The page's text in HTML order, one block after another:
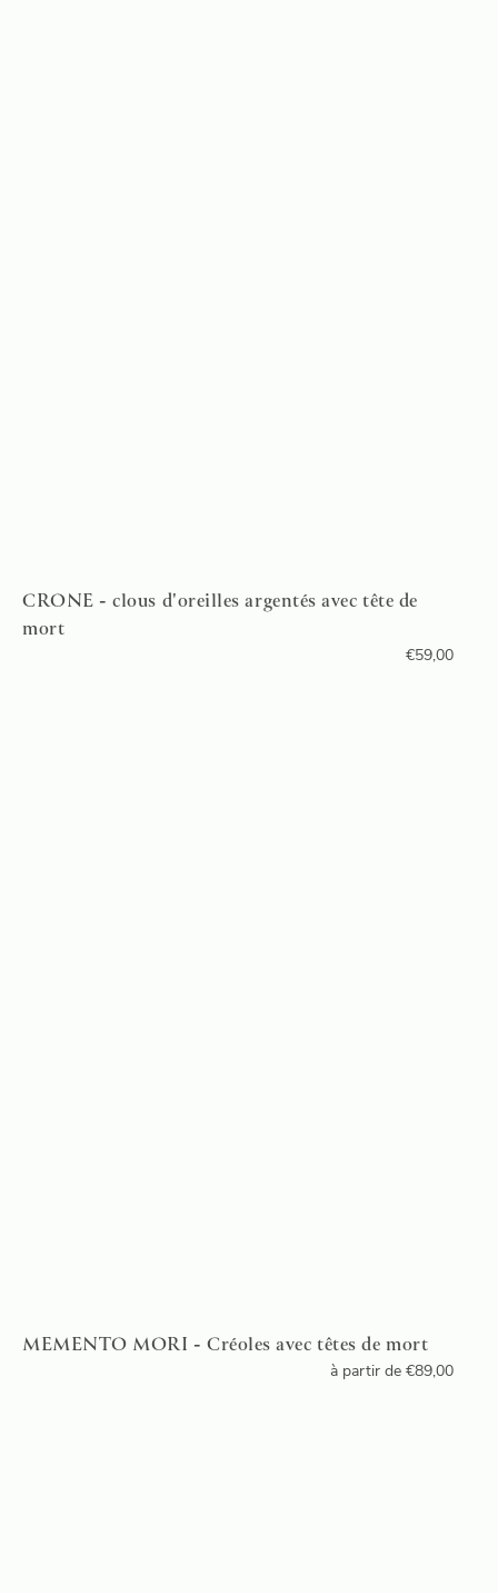
CRONE - clous d'oreilles argentés avec tête de
mort
€59,00
MEMENTO MORI - Créoles avec têtes de mort
à partir de €89,00